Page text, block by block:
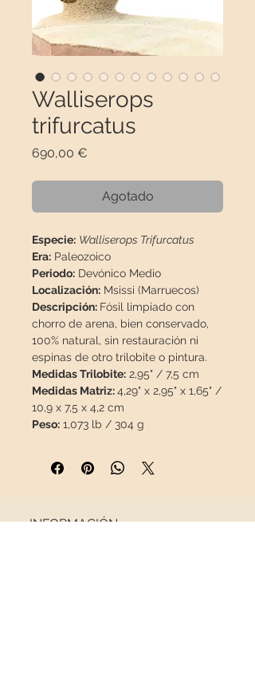
Walliserops
trifurcatus
690,00 €
Agotado
Especie: Walliserops Trifurcatus
Era: Paleozoico
Periodo: Devónico Medio
Localización: Msissi (Marruecos)
Descripción: Fósil limpiado con
chorro de arena, bien conservado,
100% natural, sin restauración ni
espinas de otro trilobite o pintura.
Medidas Trilobite: 2,95" / 7,5 cm
Medidas Matriz:4,29" x 2,95" x 1,65" /
10,9 x 7,5 x 4,2 cm
Peso: 1,073 lb / 304 g
Esta pieza viajará en un
paquete
asegurado
en una caja
INFORMACIÓN